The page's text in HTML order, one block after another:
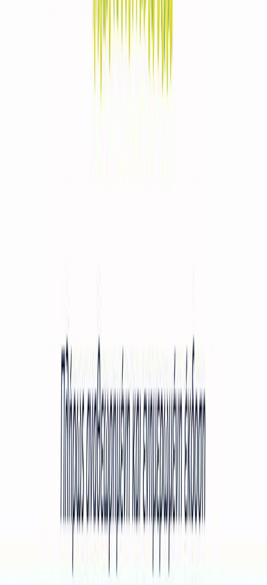
Δώρο για κάποιον ξεχωριστό
Χάρισε απεριόριστες ακροάσεις βιβλίων στους αγαπημένους σου.
Αγόρασε online και στείλε ψηφιακά τη δωροκάρτα.
Χάρισε μια Δωροκάρτα